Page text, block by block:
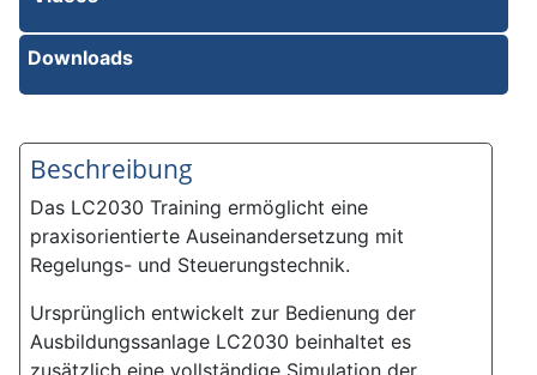
Downloads
Beschreibung
Das LC2030 Training ermöglicht eine
praxisorientierte Auseinandersetzung mit
Regelungs- und Steuerungstechnik.
Ursprünglich entwickelt zur Bedienung der
Ausbildungssanlage LC2030 beinhaltet es
zusätzlich eine vollständige Simulation der